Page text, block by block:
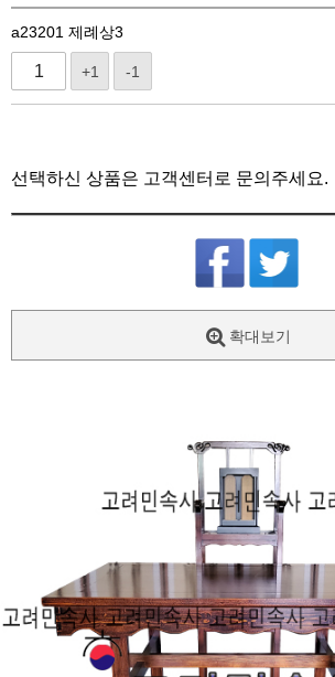
a23201 제례상3
+1 -1
선택하신 상품은 고객센터로 문의주세요.
확대보기